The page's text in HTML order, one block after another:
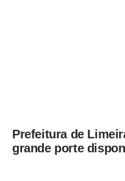
Prefeitura de
grande porte